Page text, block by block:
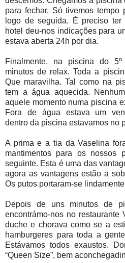
para fechar. Só tivemos
logo de seguida. É preciso
hotel deu-nos indicações para
estava aberta 24h por dia.
Finalmente, na piscina do
minutos de relax. Toda a
Que maravilha. Tal como na
tem a água aquecida.
aquele momento numa piscina
Fora de água estava um
dentro da piscina estavamos no
A prima e a tia da Vaselina
mantimentos para os nossos
seguinte. Esta é uma das
agora as vantagens estão a
Os putos portaram-se
Depois de uns minutos de
encontrámo-nos no restaurante
duche e chorava como se a
hamburgeres para toda a
Estávamos todos exaustos.
“Queen Size”, bem